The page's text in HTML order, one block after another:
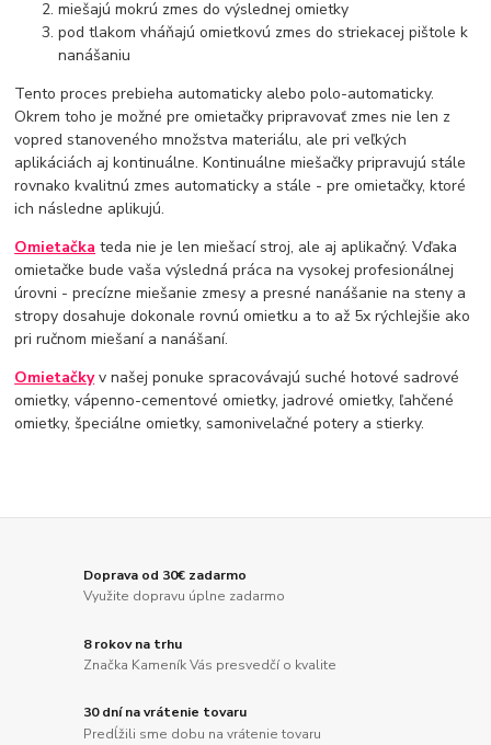
miešajú mokrú zmes do výslednej omietky
pod tlakom vháňajú omietkovú zmes do striekacej pištole k
nanášaniu
Tento proces prebieha automaticky alebo polo-automaticky.
Okrem toho je možné pre omietačky pripravovať zmes nie len z
vopred stanoveného množstva materiálu, ale pri veľkých
aplikáciách aj kontinuálne. Kontinuálne miešačky pripravujú stále
rovnako kvalitnú zmes automaticky a stále - pre omietačky, ktoré
ich následne aplikujú.
Omietačka teda nie je len miešací stroj, ale aj aplikačný. Vďaka
omietačke bude vaša výsledná práca na vysokej profesionálnej
úrovni - precízne miešanie zmesy a presné nanášanie na steny a
stropy dosahuje dokonale rovnú omietku a to až 5x rýchlejšie ako
pri ručnom miešaní a nanášaní.
Omietačkyv našej ponuke spracovávajú suché hotové sadrové
omietky, vápenno-cementové omietky, jadrové omietky, ľahčené
omietky, špeciálne omietky, samonivelačné potery a stierky.
Doprava od 30€ zadarmo
Využite dopravu úplne zadarmo
8 rokov na trhu
Značka Kameník Vás presvedčí o kvalite
30 dní na vrátenie tovaru
Predĺžili sme dobu na vrátenie tovaru